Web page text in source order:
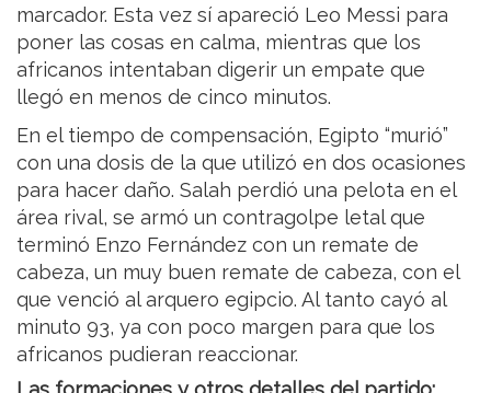
marcador. Esta vez sí apareció Leo Messi para
poner las cosas en calma, mientras que los
africanos intentaban digerir un empate que
llegó en menos de cinco minutos.
En el tiempo de compensación, Egipto “murió”
con una dosis de la que utilizó en dos ocasiones
para hacer daño. Salah perdió una pelota en el
área rival, se armó un contragolpe letal que
terminó Enzo Fernández con un remate de
cabeza, un muy buen remate de cabeza, con el
que venció al arquero egipcio. Al tanto cayó al
minuto 93, ya con poco margen para que los
africanos pudieran reaccionar.